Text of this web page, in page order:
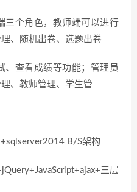
三个角色，教师端可以进行
、随机出卷、选题出卷
、查看成绩等功能；管理员
、教师管理、学生管
B/S架构
三层